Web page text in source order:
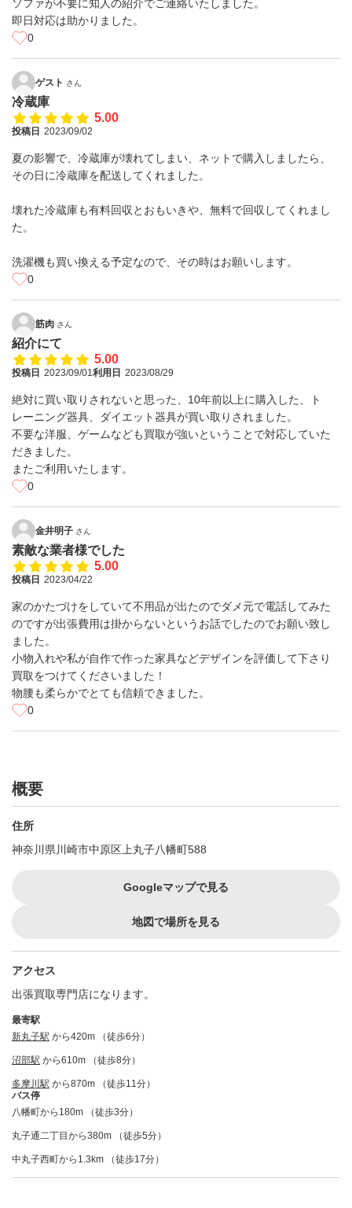
ソファが不要に知人の紹介でご連絡いたしました。
即日対応は助かりました。
0
ゲスト さん
冷蔵庫
5.00
投稿日 2023/09/02
夏の影響で、冷蔵庫が壊れてしまい、ネットで購入しましたら、
その日に冷蔵庫を配送してくれました。
壊れた冷蔵庫も有料回収とおもいきや、無料で回収してくれまし
た。
洗濯機も買い換える予定なので、その時はお願いします。
0
筋肉 さん
紹介にて
5.00
投稿日 2023/09/01利用日 2023/08/29
絶対に買い取りされないと思った、10年前以上に購入した、ト
レーニング器具、ダイエット器具が買い取りされました。
不要な洋服、ゲームなども買取が強いということで対応していた
だきました。
またご利用いたします。
0
金井明子 さん
素敵な業者様でした
5.00
投稿日 2023/04/22
家のかたづけをしていて不用品が出たのでダメ元で電話してみた
のですが出張費用は掛からないというお話でしたのでお願い致し
ました。
小物入れや私が自作で作った家具などデザインを評価して下さり
買取をつけてくださいました！
物腰も柔らかでとても信頼できました。
0
概要
住所
神奈川県川崎市中原区上丸子八幡町588
Googleマップで見る
地図で場所を見る
アクセス
出張買取専門店になります。
最寄駅
新丸子駅 から420m （徒歩6分）
沼部駅 から610m （徒歩8分）
多摩川駅 から870m （徒歩11分）
バス停
八幡町から180m （徒歩3分）
丸子通二丁目から380m （徒歩5分）
中丸子西町から1.3km （徒歩17分）